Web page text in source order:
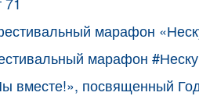
марафон
марафон
вместе!», посвященный